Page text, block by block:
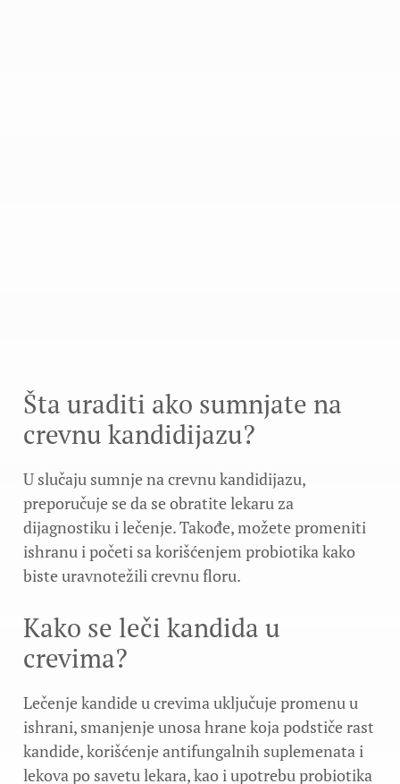
Šta uraditi ako sumnjate na
crevnu kandidijazu?
U slučaju sumnje na crevnu kandidijazu,
preporučuje se da se obratite lekaru za
dijagnostiku i lečenje. Takođe, možete promeniti
ishranu i početi sa korišćenjem probiotika kako
biste uravnotežili crevnu floru.
Kako se leči kandida u
crevima?
Lečenje kandide u crevima uključuje promenu u
ishrani, smanjenje unosa hrane koja podstiče rast
kandide, korišćenje antifungalnih suplemenata i
lekova po savetu lekara, kao i upotrebu probiotika